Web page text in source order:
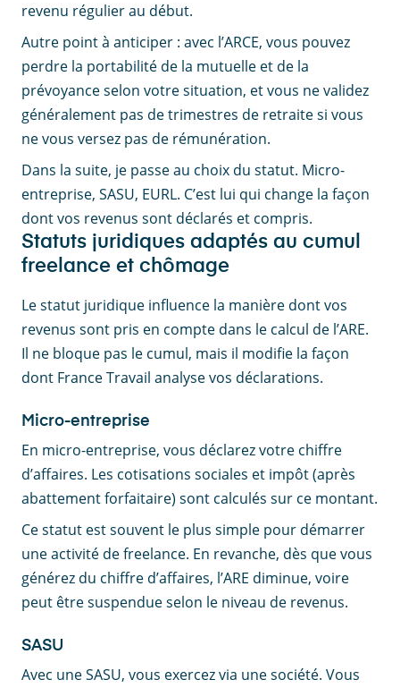
revenu régulier au début.
Autre point à anticiper : avec l’ARCE, vous pouvez
perdre la portabilité de la mutuelle et de la
prévoyance selon votre situation, et vous ne validez
généralement pas de trimestres de retraite si vous
ne vous versez pas de rémunération.
Dans la suite, je passe au choix du statut. Micro-
entreprise, SASU, EURL. C’est lui qui change la façon
dont vos revenus sont déclarés et compris.
Statuts juridiques adaptés au cumul
freelance et chômage
Le statut juridique influence la manière dont vos
revenus sont pris en compte dans le calcul de l’ARE.
Il ne bloque pas le cumul, mais il modifie la façon
dont France Travail analyse vos déclarations.
Micro-entreprise
En micro-entreprise, vous déclarez votre chiffre
d’affaires. Les cotisations sociales et impôt (après
abattement forfaitaire) sont calculés sur ce montant.
Ce statut est souvent le plus simple pour démarrer
une activité de freelance. En revanche, dès que vous
générez du chiffre d’affaires, l’ARE diminue, voire
peut être suspendue selon le niveau de revenus.
SASU
Avec une SASU, vous exercez via une société. Vous